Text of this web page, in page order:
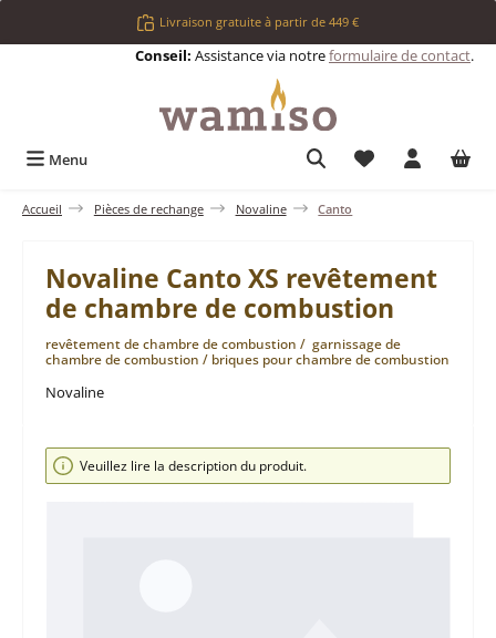
Passer au contenu principalLivraison gratuite à partir de 449 €
Conseil: Assistance via notreformulaire de contact.
Menu Vous avez 0
Accueil Pièces de rechange Novaline Canto
Novaline Canto XS revêtement
de chambre de combustion
revêtement de chambre de combustion / garnissage de
chambre de combustion / briques pour chambre de combustion
Novaline
Ignorer la galerie d'images
Veuillez lire la description du produit.